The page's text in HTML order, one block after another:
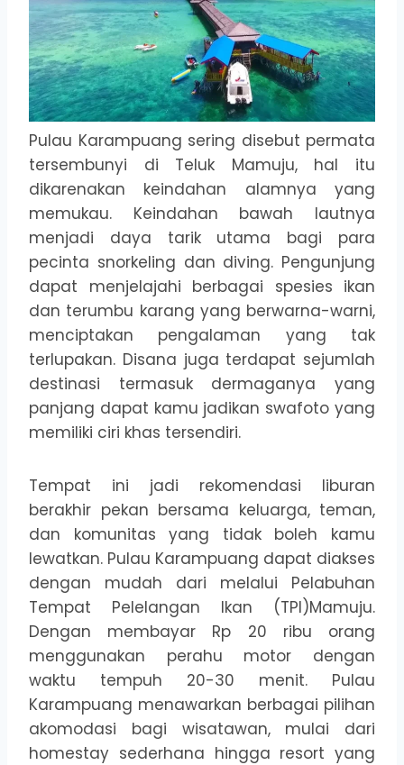
Pulau Karampuang sering disebut permata
tersembunyi di Teluk Mamuju, hal itu
dikarenakan keindahan alamnya yang
memukau. Keindahan bawah lautnya
menjadi daya tarik utama bagi para
pecinta snorkeling dan diving. Pengunjung
dapat menjelajahi berbagai spesies ikan
dan terumbu karang yang berwarna-warni,
menciptakan pengalaman yang tak
terlupakan. Disana juga terdapat sejumlah
destinasi termasuk dermaganya yang
panjang dapat kamu jadikan swafoto yang
memiliki ciri khas tersendiri.
Tempat ini jadi rekomendasi liburan
berakhir pekan bersama keluarga, teman,
dan komunitas yang tidak boleh kamu
lewatkan. Pulau Karampuang dapat diakses
dengan mudah dari melalui Pelabuhan
Tempat Pelelangan Ikan (TPI)Mamuju.
Dengan membayar Rp 20 ribu orang
menggunakan perahu motor dengan
waktu tempuh 20-30 menit. Pulau
Karampuang menawarkan berbagai pilihan
akomodasi bagi wisatawan, mulai dari
homestay sederhana hingga resort yang